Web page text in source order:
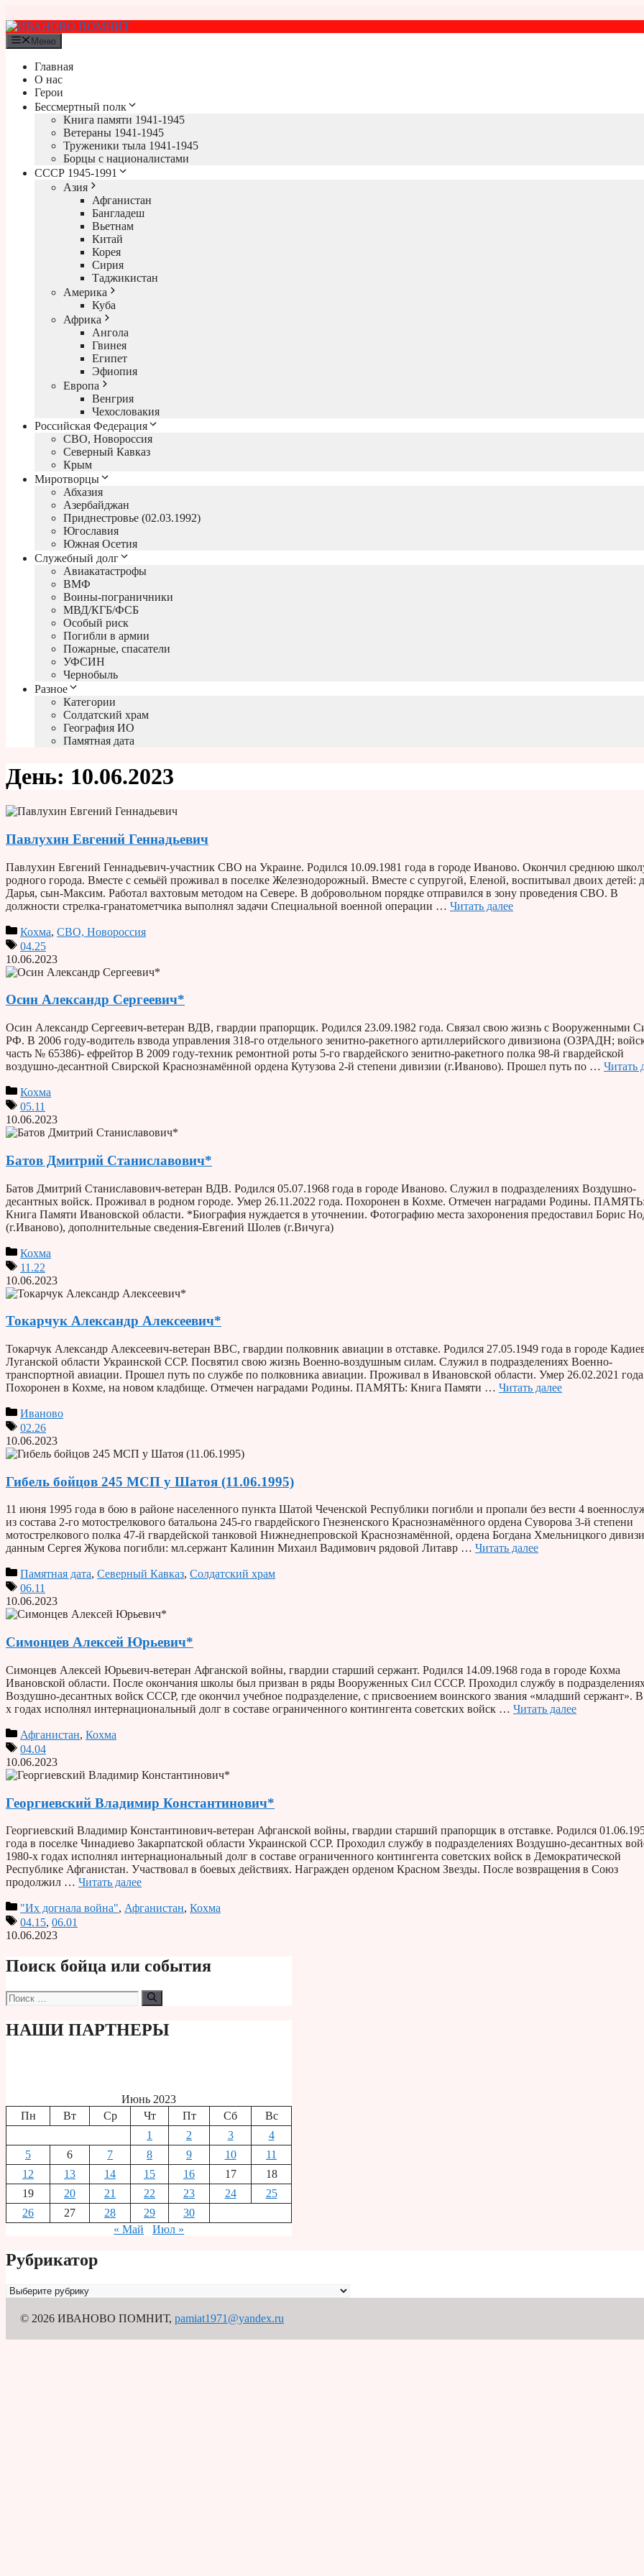
к
содержимому
Меню
Главная
О нас
Герои
Бессмертный полк
Книга памяти 1941-1945
Ветераны 1941-1945
Труженики тыла 1941-1945
Борцы с националистами
СССР 1945-1991
Азия
Афганистан
Бангладеш
Вьетнам
Китай
Корея
Сирия
Таджикистан
Америка
Куба
Африка
Ангола
Гвинея
Египет
Эфиопия
Европа
Венгрия
Чехословакия
Российская Федерация
СВО, Новороссия
Северный Кавказ
Крым
Миротворцы
Абхазия
Азербайджан
Приднестровье (02.03.1992)
Югославия
Южная Осетия
Служебный долг
Авиакатастрофы
ВМФ
Воины-пограничники
МВД/КГБ/ФСБ
Особый риск
Погибли в армии
Пожарные, спасатели
УФСИН
Чернобыль
Разное
Категории
Солдатский храм
География ИО
Памятная дата
День: 10.06.2023
Павлухин Евгений Геннадьевич
Павлухин Евгений Геннадьевич-участник СВО на Украине. Родился 10.09.1981 года в городе Иваново. Окончил среднюю
родного города. Вместе с семьёй проживал в поселке Железнодорожный. Вместе с супругой, Еленой, воспитывал двоих детей:
Дарья, сын-Максим. Работал вахтовым методом на Севере. В добровольном порядке отправился в зону проведения СВО. В
должности стрелка-гранатометчика выполнял задачи Специальной военной операции … Читать далее
Кохма, СВО, Новороссия
04.25
10.06.2023
Осин Александр Сергеевич*
Осин Александр Сергеевич-ветеран ВДВ, гвардии прапорщик. Родился 23.09.1982 года. Связал свою жизнь с Вооруженными
РФ. В 2006 году-водитель взвода управления 318-го отдельного зенитно-ракетного артиллерийского дивизиона (ОЗРАДН;
часть № 65386)- ефрейтор В 2009 году-техник ремонтной роты 5-го гвардейского зенитно-ракетного полка 98-й гвардейской
воздушно-десантной Свирской Краснознамённой ордена Кутузова 2-й степени дивизии (г.Иваново). Прошел путь по … Читать
Кохма
05.11
10.06.2023
Батов Дмитрий Станиславович*
Батов Дмитрий Станиславович-ветеран ВДВ. Родился 05.07.1968 года в городе Иваново. Служил в подразделениях Воздушно-
десантных войск. Проживал в родном городе. Умер 26.11.2022 года. Похоронен в Кохме. Отмечен наградами Родины. ПАМЯТЬ:
Книга Памяти Ивановской области. *Биография нуждается в уточнении. Фотографию места захоронения предоставил Борис
(г.Иваново), дополнительные сведения-Евгений Шолев (г.Вичуга)
Кохма
11.22
10.06.2023
Токарчук Александр Алексеевич*
Токарчук Александр Алексеевич-ветеран ВВС, гвардии полковник авиации в отставке. Родился 27.05.1949 года в городе
Луганской области Украинской ССР. Посвятил свою жизнь Военно-воздушным силам. Служил в подразделениях Военно-
транспортной авиации. Прошел путь по службе по полковника авиации. Проживал в Ивановской области. Умер 26.02.2021
Похоронен в Кохме, на новом кладбище. Отмечен наградами Родины. ПАМЯТЬ: Книга Памяти … Читать далее
Иваново
02.26
10.06.2023
Гибель бойцов 245 МСП у Шатоя (11.06.1995)
11 июня 1995 года в бою в районе населенного пункта Шатой Чеченской Республики погибли и пропали без вести 4
из состава 2-го мотострелкового батальона 245-го гвардейского Гнезненского Краснознамённого ордена Суворова 3-й степени
мотострелкового полка 47-й гвардейской танковой Нижнеднепровской Краснознамённой, ордена Богдана Хмельницкого
данным Сергея Жукова погибли: мл.сержант Калинин Михаил Вадимович рядовой Литавр … Читать далее
Памятная дата, Северный Кавказ, Солдатский храм
06.11
10.06.2023
Симонцев Алексей Юрьевич*
Симонцев Алексей Юрьевич-ветеран Афганской войны, гвардии старший сержант. Родился 14.09.1968 года в городе Кохма
Ивановской области. После окончания школы был призван в ряды Вооруженных Сил СССР. Проходил службу в
Воздушно-десантных войск СССР, где окончил учебное подразделение, с присвоением воинского звания «младший сержант».
х годах исполнял интернациональный долг в составе ограниченного контингента советских войск … Читать далее
Афганистан, Кохма
04.04
10.06.2023
Георгиевский Владимир Константинович*
Георгиевский Владимир Константинович-ветеран Афганской войны, гвардии старший прапорщик в отставке. Родился
года в поселке Чинадиево Закарпатской области Украинской ССР. Проходил службу в подразделениях Воздушно-десантных
1980-х годах исполнял интернациональный долг в составе ограниченного контингента советских войск в Демократической
Республике Афганистан. Участвовал в боевых действиях. Награжден орденом Красном Звезды. После возвращения в Союз
продолжил … Читать далее
"Их догнала война", Афганистан, Кохма
04.15, 06.01
10.06.2023
Поиск бойца или события
Поиск:
НАШИ ПАРТНЕРЫ
Июнь 2023
Пн
Вт Ср Чт Пт Сб
Вс
1
2 3
4
5
6 7 8 9 10
11
12
13 14 15 16 17
18
19
20 21 22 23 24
25
26
27 28 29
30
« Май
Июл »
Рубрикатор
Рубрикатор
© 2026 ИВАНОВО ПОМНИТ, pamiat1971@yandex.ru